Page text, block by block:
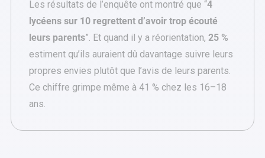
Les résultats de l’enquête ont montré que “4
lycéens sur 10 regrettent d’avoir trop écouté
leurs parents”. Et quand il y a réorientation, 25 %
estiment qu’ils auraient dû davantage suivre leurs
propres envies plutôt que l’avis de leurs parents.
Ce chiffre grimpe même à 41 % chez les 16–18
ans.